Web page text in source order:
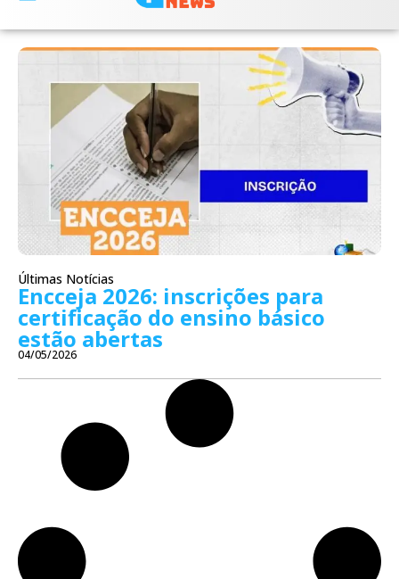
Últimas Notícias
Encceja 2026: inscrições para
certificação do ensino básico
estão abertas
04/05/2026